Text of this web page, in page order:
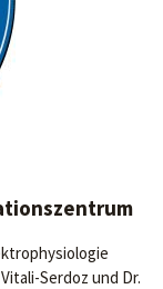
Serdoz und Dr.